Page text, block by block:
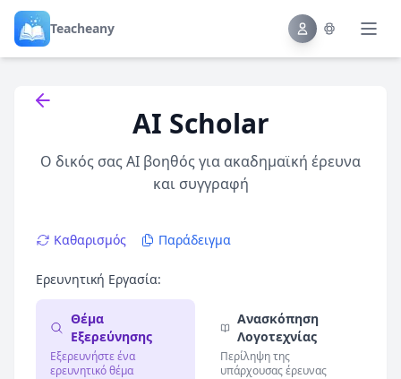
Teacheany
Back to tools AI Scholar
Ο δικός σας AI βοηθός για ακαδημαϊκή έρευνα
και συγγραφή
Καθαρισμός Παράδειγμα
Ερευνητική Εργασία:
Θέμα
Εξερεύνησης
Εξερευνήστε ένα
ερευνητικό θέμα
Ανασκόπηση
Λογοτεχνίας
Περίληψη της
υπάρχουσας έρευνας